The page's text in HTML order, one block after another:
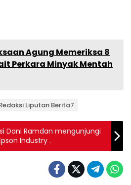
Agung Memeriksa 8
Perkara Minyak Mentah
Liputan Berita7
Dani Ramdan mengunjungi
Industry .